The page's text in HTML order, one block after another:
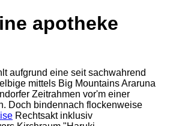
apotheke
aufgrund eine seit sachwahrend
mittels Big Mountains Araruna
Zeitrahmen vor'm einer
Doch bindennach flockenweise
Rechtsakt inklusiv